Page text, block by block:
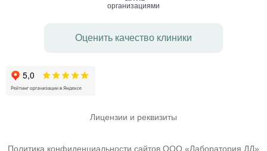
организациями
Оценить качество клиники
Лицензии и реквизиты
Политика конфиденциальности сайтов ООО «Лаборатория ДД»